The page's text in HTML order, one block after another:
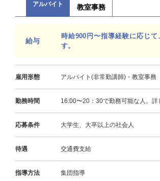
アルバイト 教室事務
給与
時給900円〜指導経験に応じて
す。
雇用形態 アルバイト(非常勤講師)・教室事務
勤務時間 16:00〜20：30で勤務可能な人。詳
応募条件 大学生、大卒以上の社会人
待遇 交通費支給
指導方法 集団指導